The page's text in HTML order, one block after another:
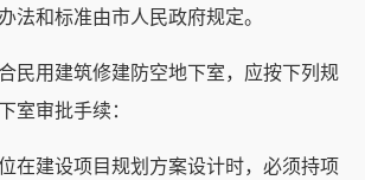
法和标准由市人民政府规定。
民用建筑修建防空地下室，应按下列规
室审批手续：
在建设项目规划方案设计时，必须持项